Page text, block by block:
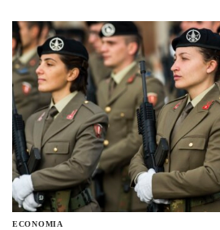
bandiera ed equipaggio della
rappresenta uno dei principali
italiano nell’High North. Il
sottosegretaria di Stato alla
all’ambiente Artico, Sub-Artico
missione in Norvegia
ECONOMIA